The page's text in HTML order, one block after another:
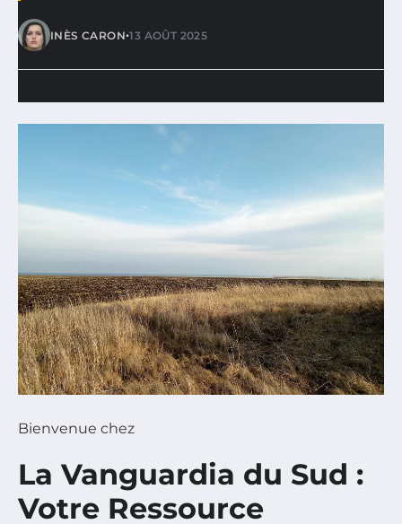
INÈS CARON•13 AOÛT 2025
Bienvenue chez
La Vanguardia du Sud :
Votre Ressource